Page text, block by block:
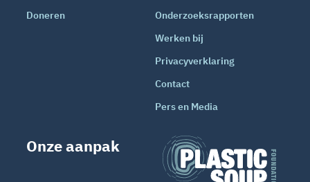
Doneren
Onderzoeksrapporten
Werken bij
Privacyverklaring
Contact
Pers en Media
Onze aanpak